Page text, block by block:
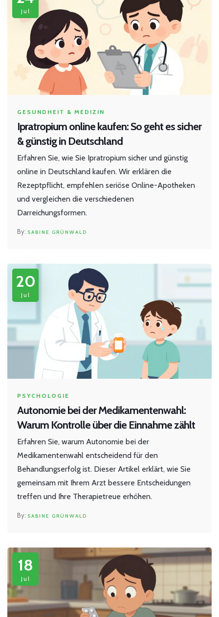
Jul
GESUNDHEIT & MEDIZIN
Ipratropium online kaufen: So geht es sicher
& günstig in Deutschland
Erfahren Sie, wie Sie Ipratropium sicher und günstig
online in Deutschland kaufen. Wir erklären die
Rezeptpflicht, empfehlen seriöse Online-Apotheken
und vergleichen die verschiedenen
Darreichungsformen.
SABINE GRÜNWALD
20
Jul
PSYCHOLOGIE
Autonomie bei der Medikamentenwahl:
Warum Kontrolle über die Einnahme zählt
Erfahren Sie, warum Autonomie bei der
Medikamentenwahl entscheidend für den
Behandlungserfolg ist. Dieser Artikel erklärt, wie Sie
gemeinsam mit Ihrem Arzt bessere Entscheidungen
treffen und Ihre Therapietreue erhöhen.
SABINE GRÜNWALD
18
Jul